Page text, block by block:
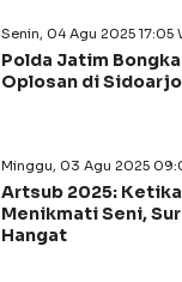
Senin, 04 Agu 2025 17:05
Polda Jatim
Oplosan di
Minggu, 03 Agu 2025
Artsub 2025:
Menikmati Seni,
Hangat